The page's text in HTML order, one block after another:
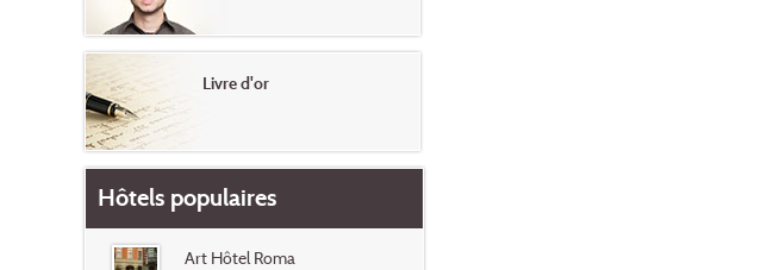
Livre d'or
Hôtels populaires
Art Hôtel Roma